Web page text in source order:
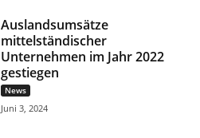
Auslandsumsätze
mittelständischer
Unternehmen im Jahr 2022
gestiegen
News
Juni 3, 2024